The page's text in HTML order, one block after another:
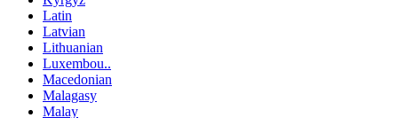
Latin
Latvian
Lithuanian
Luxembou..
Macedonian
Malagasy
Malay